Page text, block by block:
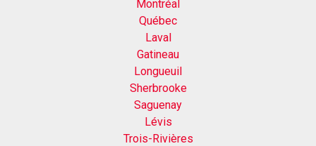
Montréal
Québec
Laval
Gatineau
Longueuil
Sherbrooke
Saguenay
Lévis
Trois-Rivières